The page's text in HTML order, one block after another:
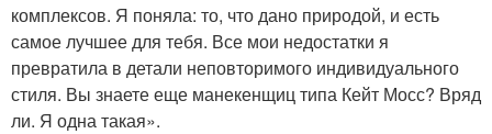
комплексов. Я поняла: то, что дано природой, и есть
самое лучшее для тебя. Все мои недостатки я
превратила в детали неповторимого индивидуального
стиля. Вы знаете еще манекенщиц типа Кейт Мосс? Вряд
ли. Я одна такая».